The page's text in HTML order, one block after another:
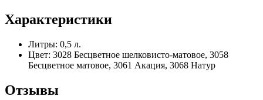
Характеристики
Литры: 0,5 л.
Цвет: 3028 Бесцветное шелковисто-матовое, 3058
Бесцветное матовое, 3061 Акация, 3068 Натур
Отзывы